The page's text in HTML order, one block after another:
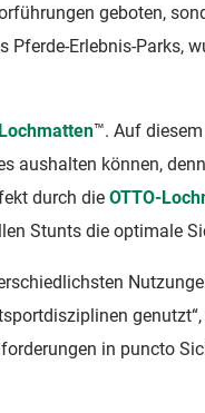
geboten,
Pferde-Erlebnis-Parks,
™. Auf
aushalten können,
durch die OTTO-
Stunts die optimale
in puncto